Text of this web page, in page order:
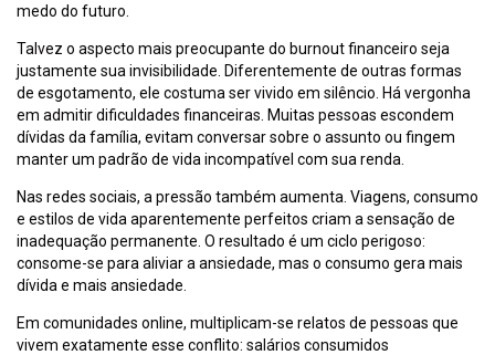
medo do futuro.
Talvez o aspecto mais preocupante do burnout financeiro seja
justamente sua invisibilidade. Diferentemente de outras formas
de esgotamento, ele costuma ser vivido em silêncio. Há vergonha
em admitir dificuldades financeiras. Muitas pessoas escondem
dívidas da família, evitam conversar sobre o assunto ou fingem
manter um padrão de vida incompatível com sua renda.
Nas redes sociais, a pressão também aumenta. Viagens, consumo
e estilos de vida aparentemente perfeitos criam a sensação de
inadequação permanente. O resultado é um ciclo perigoso:
consome-se para aliviar a ansiedade, mas o consumo gera mais
dívida e mais ansiedade.
Em comunidades online, multiplicam-se relatos de pessoas que
vivem exatamente esse conflito: salários consumidos